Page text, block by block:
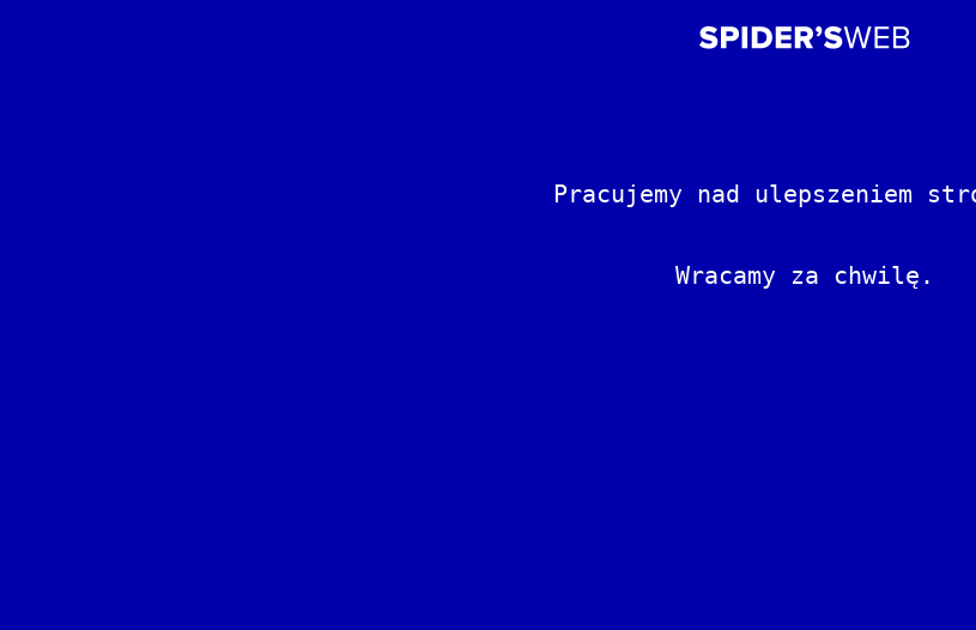
Pracujemy nad ulepszeniem
Wracamy za chwilę.